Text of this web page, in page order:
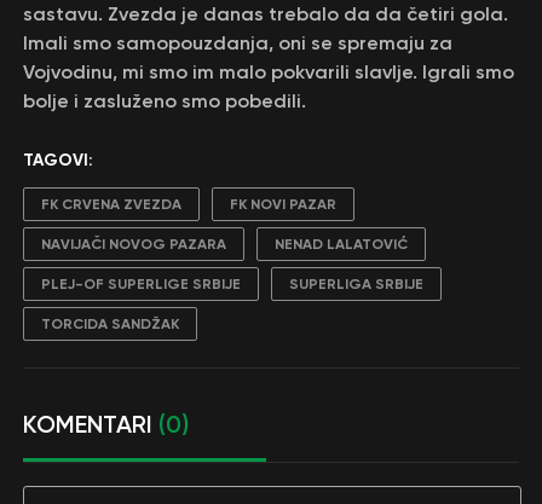
sastavu. Zvezda je danas trebalo da da četiri gola.
Imali smo samopouzdanja, oni se spremaju za
Vojvodinu, mi smo im malo pokvarili slavlje. Igrali smo
bolje i zasluženo smo pobedili.
TAGOVI:
FK CRVENA ZVEZDA FK NOVI PAZAR
NAVIJAČI NOVOG PAZARA NENAD LALATOVIĆ
PLEJ-OF SUPERLIGE SRBIJE SUPERLIGA SRBIJE
TORCIDA SANDŽAK
KOMENTARI (0)